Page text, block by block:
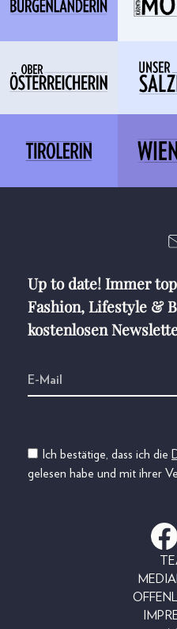
Up to date! Immer
Fashion, Lifestyle &
kostenlosen
Ich bestätige, dass ich die
gelesen habe und mit ihrer